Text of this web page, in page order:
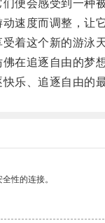
会感受到一种被
度而调整，让它
着这个新的游泳天
在追逐自由的梦想
、追逐自由的最
性的连接。